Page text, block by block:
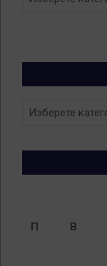
Новини
П
В